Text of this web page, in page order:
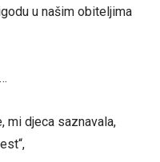
u našim obiteljima
mi djeca saznavala,